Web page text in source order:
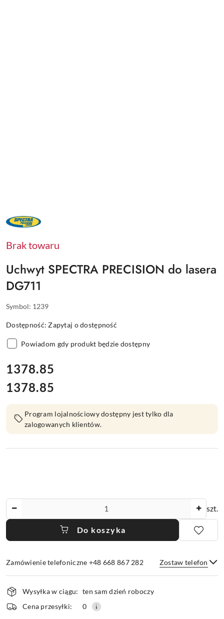
NAZWA
PRODUCENTA:
Brak towaru
Uchwyt SPECTRA PRECISION do lasera
DG711
Symbol: 1239
Dostępność:Zapytaj o dostępność
Powiadom gdy produkt będzie dostępny
cena:
1378.85
Cena:
1378.85
Program lojalnościowy dostępny jest tylko dla
zalogowanych klientów.
szt.
Do koszyka
Zamówienie telefoniczne +48 668 867 282 Zostaw telefon
Wyślij
Dostępność
i
dostawa
Wysyłka w ciągu: ten sam dzień roboczy
Cena przesyłki:
0